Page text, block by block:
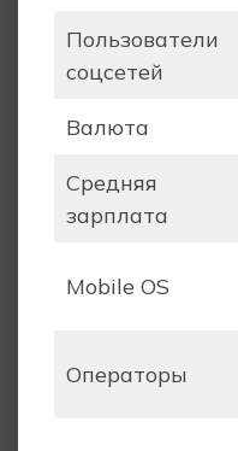
Пользователи
соцсетей
Валюта
Средняя
зарплата
Mobile OS
Операторы